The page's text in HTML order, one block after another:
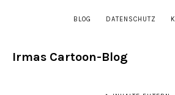
BLOG DATENSCHUTZ
Irmas Cartoon-Blog